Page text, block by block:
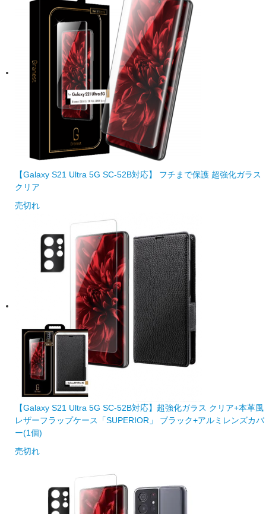
【Galaxy S21 Ultra 5G SC-52B対応】 フチまで保護 超強化ガラス
クリア
売切れ
【Galaxy S21 Ultra 5G SC-52B対応】超強化ガラス クリア+本革風
レザーフラップケース「SUPERIOR」 ブラック+アルミレンズカバ
ー(1個)
売切れ